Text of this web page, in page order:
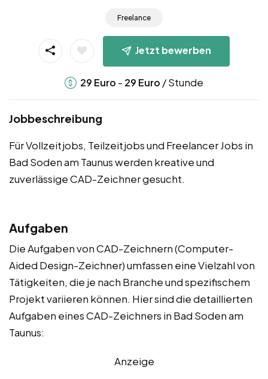
Freelance
Jetzt bewerben
29 Euro - 29 Euro / Stunde
Jobbeschreibung
Für Vollzeitjobs, Teilzeitjobs und Freelancer Jobs in
Bad Soden am Taunus werden kreative und
zuverlässige CAD-Zeichner gesucht.
Aufgaben
Die Aufgaben von CAD-Zeichnern (Computer-
Aided Design-Zeichner) umfassen eine Vielzahl von
Tätigkeiten, die je nach Branche und spezifischem
Projekt variieren können. Hier sind die detaillierten
Aufgaben eines CAD-Zeichners in Bad Soden am
Taunus:
Anzeige